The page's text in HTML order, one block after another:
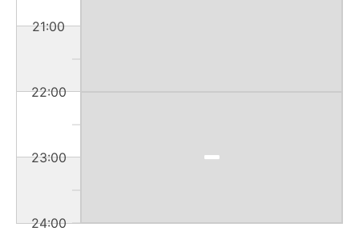
21:00
22:00
23:00
24:00